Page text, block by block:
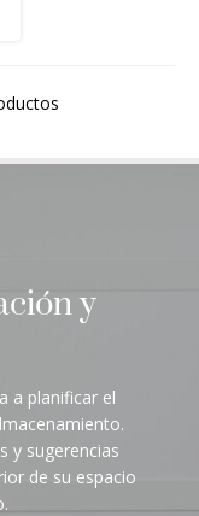
y
a planificar el
y sugerencias
de su espacio